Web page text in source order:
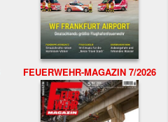
FEUERWEHR-MAGAZIN 7/2026